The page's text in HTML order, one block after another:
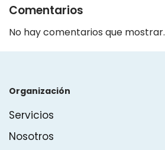
Comentarios
No hay comentarios que mostrar.
Organización
Servicios
Nosotros